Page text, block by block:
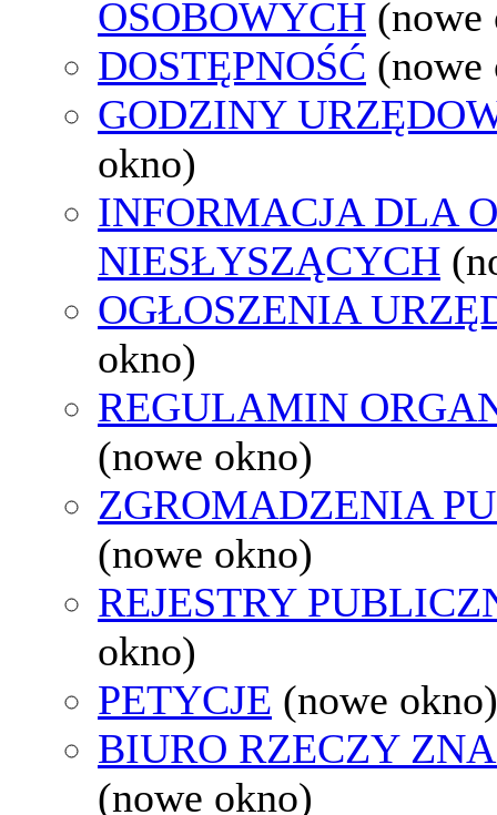
OSOBOWYCH (nowe
DOSTĘPNOŚĆ (nowe
GODZINY
okno)
INFORMACJA DLA
NIESŁYSZĄCYCH
OGŁOSZENIA
okno)
REGULAMIN
(nowe okno)
ZGROMADZENIA
(nowe okno)
REJESTRY
okno)
PETYCJE (nowe okno)
BIURO RZECZY
(nowe okno)